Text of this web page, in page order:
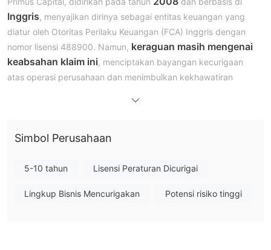
Inggris, menyajikan dirinya sebagai entitas keuangan yang
diatur oleh Otoritas Perilaku Keuangan (FCA) Inggris dengan
nomor lisensi 488900. Namun, keraguan masih mengenai
keabsahan klaim ini, menciptakan bayangan kecurigaan
atas operasi perusahaan dan menimbulkan kekhawatiran
pelanggan mereka terbatas, hanya dengan nomor kontak Rusia
website mereka yang mencurigakanmenambah
investor diimbau untuk mendekati Primus Capital dengan hati-
Simbol Perusahaan
5-10 tahun Lisensi Peraturan Dicurigai
Lingkup Bisnis Mencurigakan Potensi risiko tinggi